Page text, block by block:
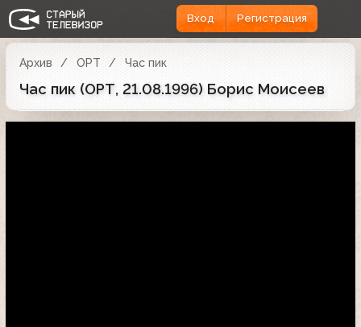
Вход Регистрация
Архив ОРТ Час пик
Час пик (ОРТ, 21.08.1996) Борис Моисеев